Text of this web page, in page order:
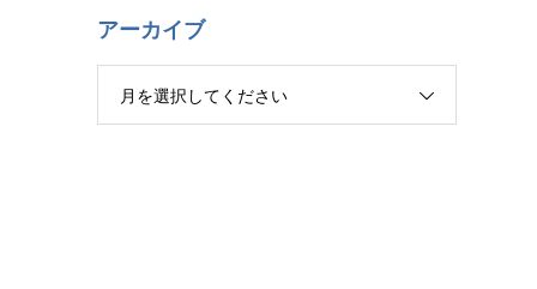
アーカイブ
月を選択してください